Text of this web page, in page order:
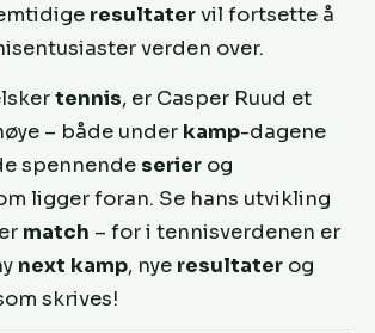
resultatervil fortsette å
verden over.
tennis, er Casper Ruud et
– både under kamp-dagene
spennende serier og
ligger foran. Se hans utvikling
match – for i tennisverdenen er
next kamp, nye resultater og
skrives!